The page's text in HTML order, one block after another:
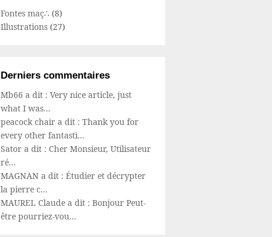
Fontes maç∴ (8)
Illustrations (27)
Derniers commentaires
Mb66 a dit : Very nice article, just
what I was...
peacock chair a dit : Thank you for
every other fantasti...
Sator a dit : Cher Monsieur, Utilisateur
ré...
MAGNAN a dit : Étudier et décrypter
la pierre c...
MAUREL Claude a dit : Bonjour Peut-
être pourriez-vou...